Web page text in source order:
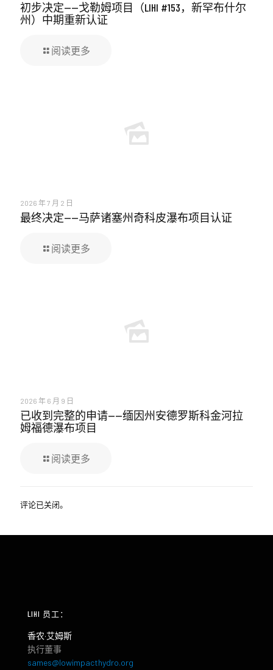
初步决定——戈勒姆项目（LIHI #153，新罕布什尔
州）中期重新认证
阅读更多
2026 年 7 月 2 日
最终决定——马萨诸塞州奇科皮瀑布项目认证
阅读更多
2026 年 6 月 9 日
已收到完整的申请——缅因州安德罗斯科金河拉
姆福德瀑布项目
阅读更多
评论已关闭。
LIHI 员工：
香农·艾姆斯
执行董事
sames@lowimpacthydro.org